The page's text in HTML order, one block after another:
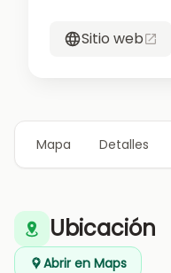
Sitio web
Mapa Detalles
Ubicación
Abrir en Maps